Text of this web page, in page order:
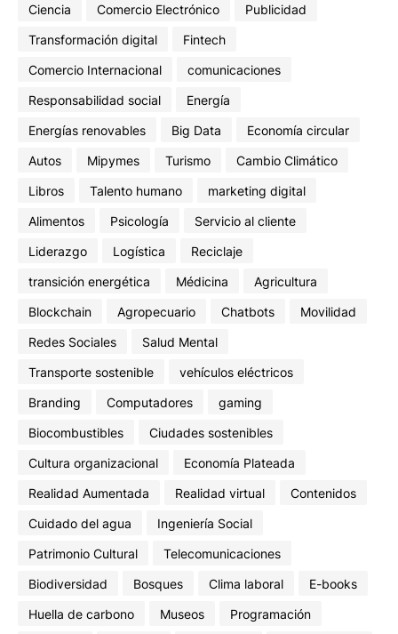
Ciencia
Comercio Electrónico
Publicidad
Transformación digital
Fintech
Comercio Internacional
comunicaciones
Responsabilidad social
Energía
Energías renovables
Big Data
Economía circular
Autos
Mipymes Turismo
Cambio Climático
Libros
Talento humano
marketing digital
Alimentos
Psicología
Servicio al cliente
Liderazgo
Logística
Reciclaje
transición energética
Médicina
Agricultura
Blockchain
Agropecuario Chatbots
Movilidad
Redes Sociales
Salud Mental
Transporte sostenible
vehículos eléctricos
Branding
Computadores
gaming
Biocombustibles
Ciudades sostenibles
Cultura organizacional
Economía Plateada
Realidad Aumentada
Realidad virtual
Contenidos
Cuidado del agua
Ingeniería Social
Patrimonio Cultural
Telecomunicaciones
Biodiversidad
Bosques Clima laboral
E-books
Huella de carbono
Museos
Programación